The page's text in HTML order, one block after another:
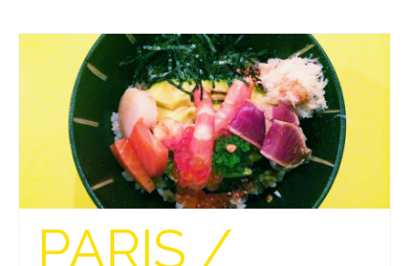
Japon
Fukuoka
Kamakura
Kyoto
Mont Fuji
Nikko
PARIS /